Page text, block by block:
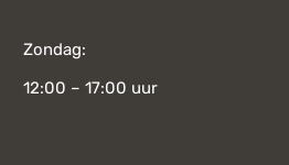
Zondag:
12:00 – 17:00 uur